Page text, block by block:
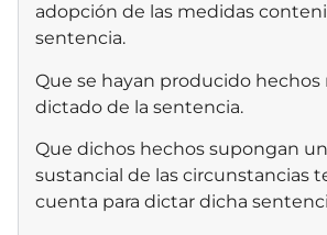
adopción de las medidas
sentencia.
Que se hayan producido hechos
dictado de la sentencia.
Que dichos hechos supongan
sustancial de las circunstancias
cuenta para dictar dicha